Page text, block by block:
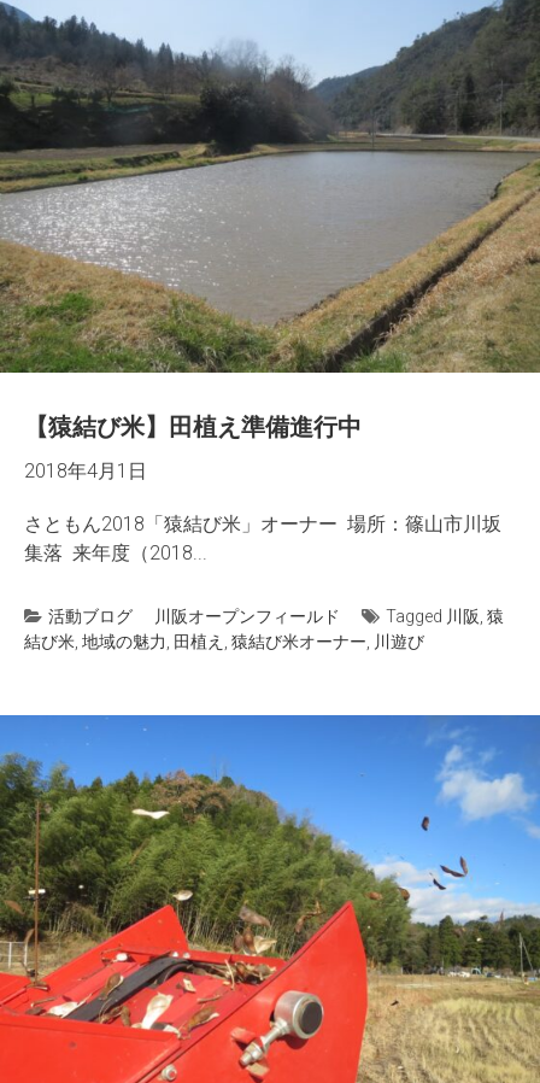
【猿結び米】田植え準備進行中
2018年4月1日
さともん2018「猿結び米」オーナー 場所：篠山市川坂
集落 来年度（2018...
活動ブログ 川阪オープンフィールド Tagged 川阪 猿
結び米 地域の魅力 田植え 猿結び米オーナー 川遊び